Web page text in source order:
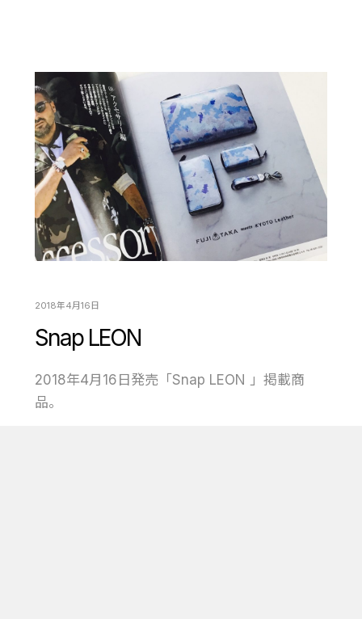
2018年4月16日
Snap LEON
2018年4月16日発売「Snap LEON 」掲載商
品。